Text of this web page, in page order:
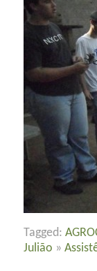
Tagged:
Julião »